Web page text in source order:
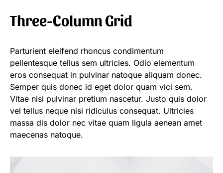
Three-Column Grid
Parturient eleifend rhoncus condimentum
pellentesque tellus sem ultricies. Odio elementum
eros consequat in pulvinar natoque aliquam donec.
Semper quis donec id eget dolor quam vici sem.
Vitae nisi pulvinar pretium nascetur. Justo quis dolor
vel tellus neque nisi ridiculus consequat. Ultricies
massa dis dolor nec vitae quam ligula aenean amet
maecenas natoque.